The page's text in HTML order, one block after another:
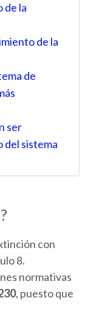
de la
de la
de
ser
del sistema
con
8.
normativas
, puesto que